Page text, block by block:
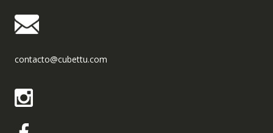
contacto@cubettu.com